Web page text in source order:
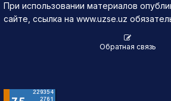
При использовании материалов
сайте, ссылка на www.uzse.uz
Обратная связь